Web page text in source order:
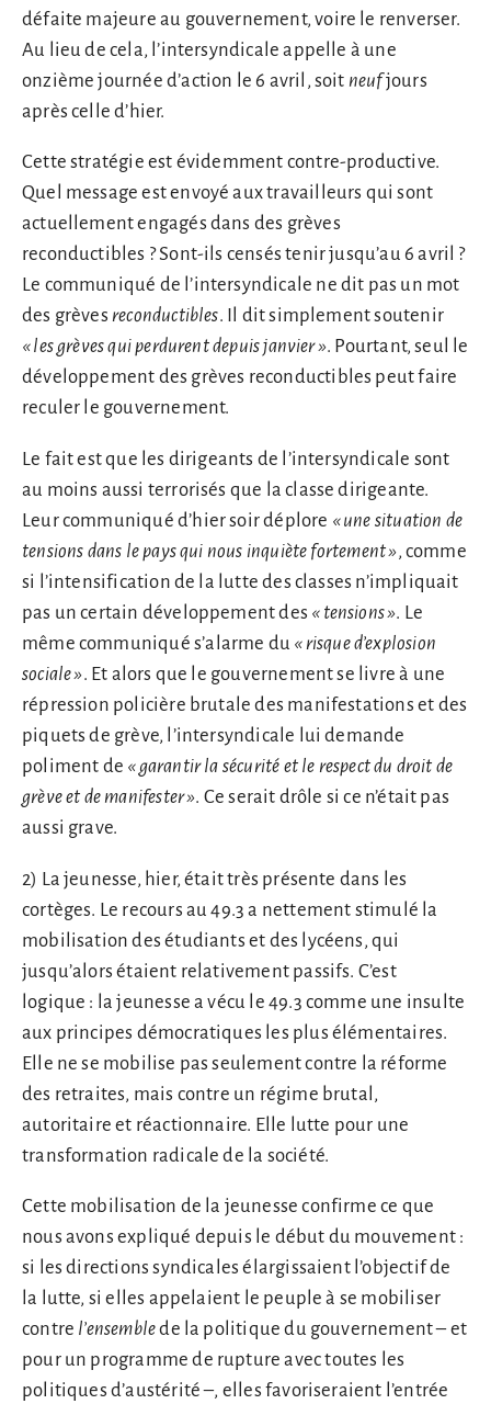
défaite majeure au gouvernement, voire le renverser.
Au lieu de cela, l’intersyndicale appelle à une
onzième journée d’action le 6 avril, soit neufjours
après celle d’hier.
Cette stratégie est évidemment contre-productive.
Quel message est envoyé aux travailleurs qui sont
actuellement engagés dans des grèves
reconductibles ? Sont-ils censés tenir jusqu’au 6 avril ?
Le communiqué de l’intersyndicale ne dit pas un mot
des grèvesreconductibles. Il dit simplement soutenir
« les grèves qui perdurent depuis janvier ». Pourtant, seul le
développement des grèves reconductibles peut faire
reculer le gouvernement.
Le fait est que les dirigeants de l’intersyndicale sont
au moins aussi terrorisés que la classe dirigeante.
Leur communiqué d’hier soir déplore « une situation de
tensions dans le pays qui nous inquiète fortement », comme
si l’intensification de la lutte des classes n’impliquait
pas un certain développement des « tensions ». Le
même communiqué s’alarme du « risque d’explosion
sociale ». Et alors que le gouvernement se livre à une
répression policière brutale des manifestations et des
piquets de grève, l’intersyndicale lui demande
poliment de « garantir la sécurité et le respect du droit de
grève et de manifester ». Ce serait drôle si ce n’était pas
aussi grave.
2) La jeunesse, hier, était très présente dans les
cortèges. Le recours au 49.3 a nettement stimulé la
mobilisation des étudiants et des lycéens, qui
jusqu’alors étaient relativement passifs. C’est
logique : la jeunesse a vécu le 49.3 comme une insulte
aux principes démocratiques les plus élémentaires.
Elle ne se mobilise pas seulement contre la réforme
des retraites, mais contre un régime brutal,
autoritaire et réactionnaire. Elle lutte pour une
transformation radicale de la société.
Cette mobilisation de la jeunesse confirme ce que
nous avons expliqué depuis le début du mouvement :
si les directions syndicales élargissaient l’objectif de
la lutte, si elles appelaient le peuple à se mobiliser
contre l’ensemblede la politique du gouvernement – et
pour un programme de rupture avec toutes les
politiques d’austérité –, elles favoriseraient l’entrée